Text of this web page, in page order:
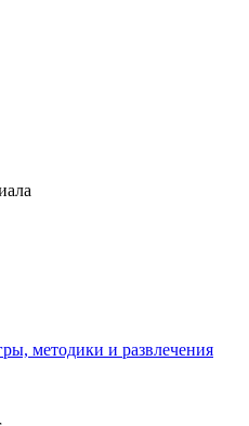
методики и развлечения